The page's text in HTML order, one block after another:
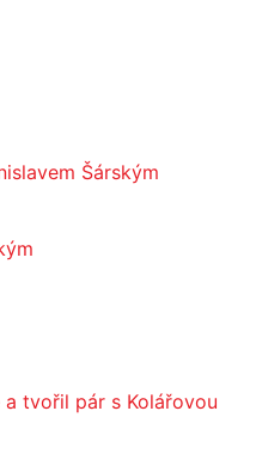
Šárským
tvořil pár s Kolářovou